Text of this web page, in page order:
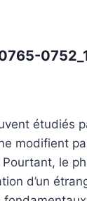
étudiés
modifient
le
d’un